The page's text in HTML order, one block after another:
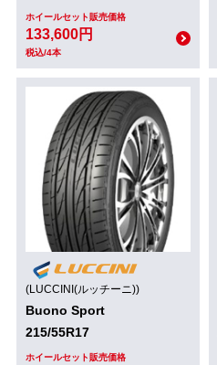
ホイールセット販売価格
133,600円
税込/4本
(LUCCINI(ルッチーニ))
Buono Sport
215/55R17
ホイールセット販売価格